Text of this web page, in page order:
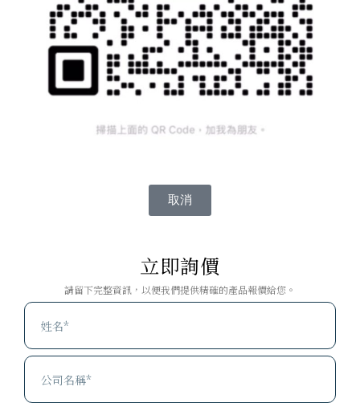
取消
立即詢價
請留下完整資訊，以便我們提供精確的產品報價給您。